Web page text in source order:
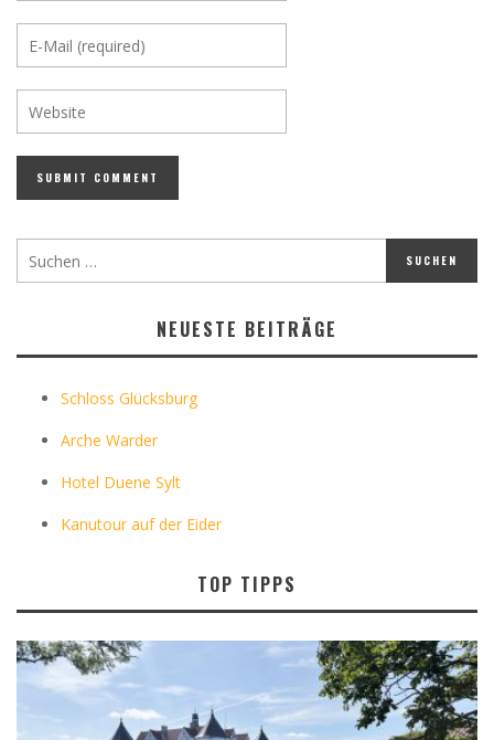
NEUESTE BEITRÄGE
Schloss Glücksburg
Arche Warder
Hotel Duene Sylt
Kanutour auf der Eider
TOP TIPPS